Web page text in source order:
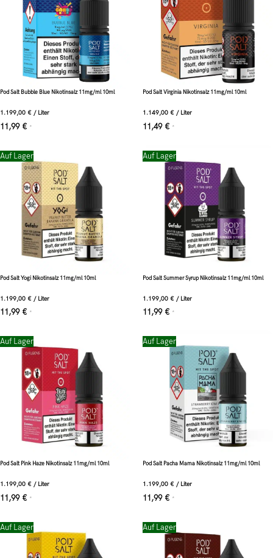
Pod Salt Bubble Blue Nikotinsalz 11mg/ml 10ml
1.199,00 € / Liter
11,99 € *
Pod Salt Virginia Nikotinsalz 11mg/ml 10ml
1.149,00 € / Liter
11,49 € *
Auf Lager
Pod Salt Yogi Nikotinsalz 11mg/ml 10ml
1.199,00 € / Liter
11,99 € *
Auf Lager
Pod Salt Summer Syrup Nikotinsalz 11mg/ml 10ml
1.199,00 € / Liter
11,99 € *
Auf Lager
Pod Salt Pink Haze Nikotinsalz 11mg/ml 10ml
1.199,00 € / Liter
11,99 € *
Auf Lager
Pod Salt Pacha Mama Nikotinsalz 11mg/ml 10ml
1.199,00 € / Liter
11,99 € *
Auf Lager Auf Lager